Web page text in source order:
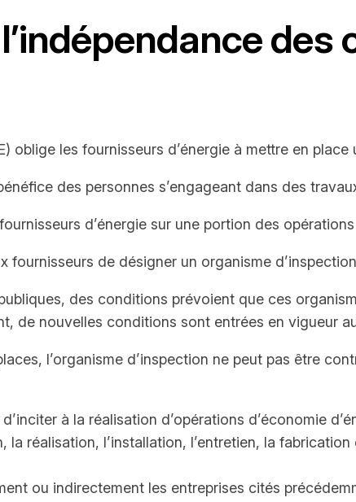
des
oblige les fournisseurs d’énergie à mettre en place
des personnes s’engageant dans des
d’énergie sur une portion des opérations
de désigner un organisme
des conditions prévoient que ces
de nouvelles conditions sont entrées en vigueur
l’organisme d’inspection ne peut pas être
à la réalisation d’opérations d’économie
réalisation, l’installation, l’entretien, la
ou indirectement les entreprises cités